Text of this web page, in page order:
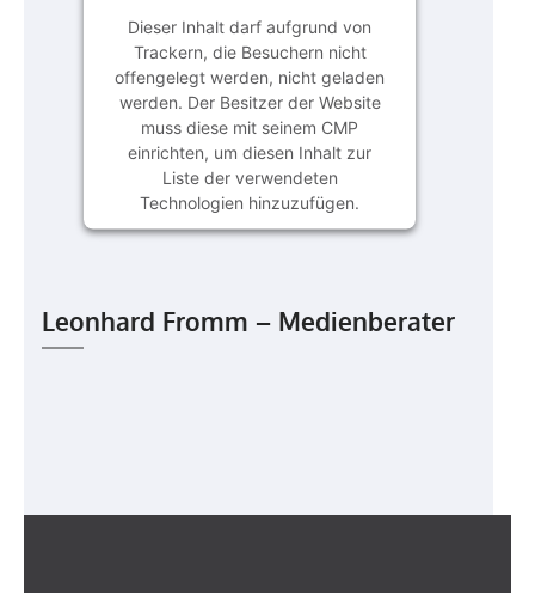
Dieser Inhalt darf aufgrund von
Trackern, die Besuchern nicht
offengelegt werden, nicht geladen
werden. Der Besitzer der Website
muss diese mit seinem CMP
einrichten, um diesen Inhalt zur
Liste der verwendeten
Technologien hinzuzufügen.
Leonhard Fromm – Medienberater